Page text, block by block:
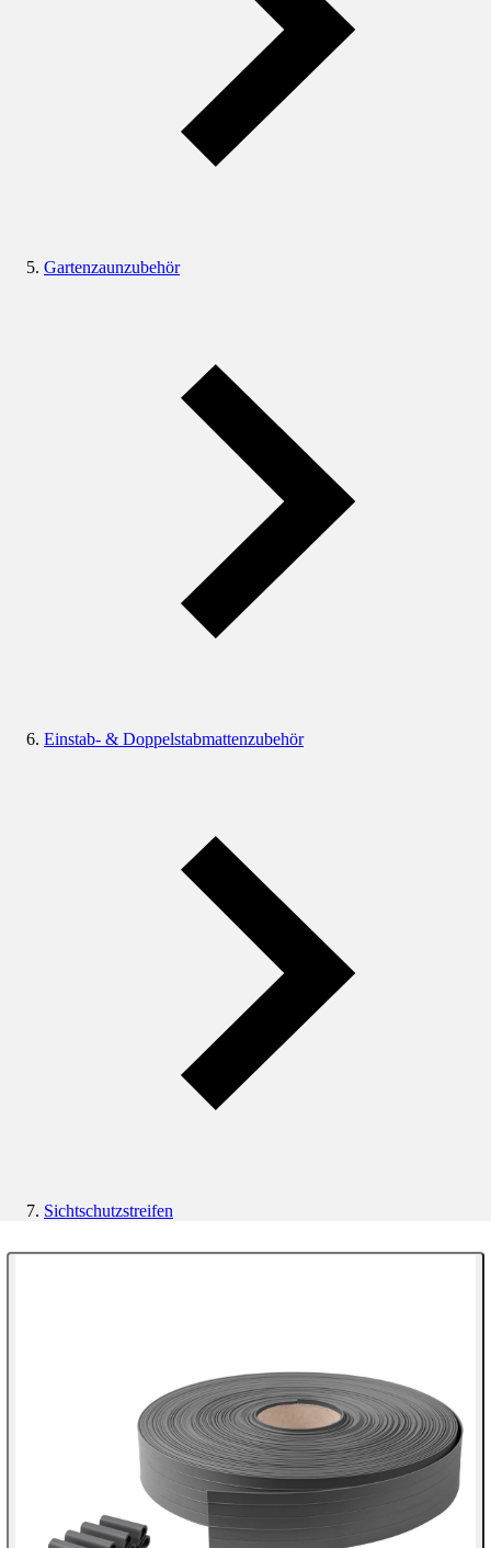
Gartenzaunzubehör
Einstab- & Doppelstabmattenzubehör
Sichtschutzstreifen